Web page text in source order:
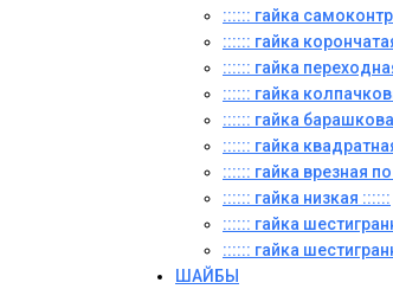
:::::: гайка
:::::: гайка
:::::: гайка
:::::: гайка
:::::: гайка
:::::: гайка
:::::: гайка врезная
:::::: гайка низкая ::::::
:::::: гайка
:::::: гайка
ШАЙБЫ